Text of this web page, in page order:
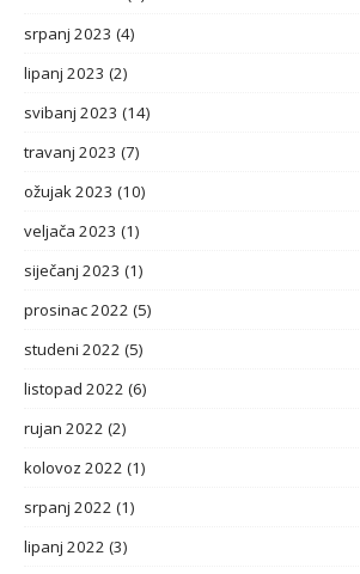
srpanj 2023 (4)
lipanj 2023 (2)
svibanj 2023 (14)
travanj 2023 (7)
ožujak 2023 (10)
veljača 2023 (1)
siječanj 2023 (1)
prosinac 2022 (5)
studeni 2022 (5)
listopad 2022 (6)
rujan 2022 (2)
kolovoz 2022 (1)
srpanj 2022 (1)
lipanj 2022 (3)